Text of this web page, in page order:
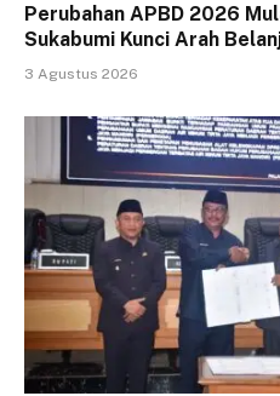
Perubahan APBD 2026
Sukabumi Kunci Arah
3 Agustus 2026